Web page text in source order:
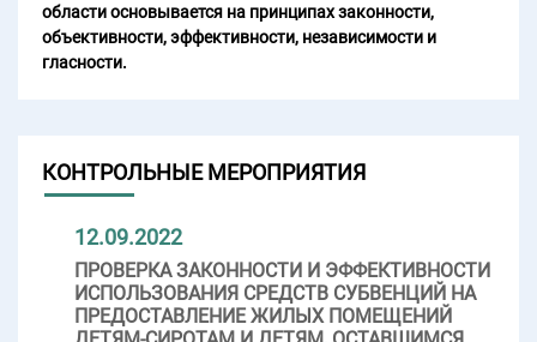
области основывается на принципах законности,
объективности, эффективности, независимости и
гласности.
КОНТРОЛЬНЫЕ МЕРОПРИЯТИЯ
12.09.2022
ПРОВЕРКА ЗАКОННОСТИ И ЭФФЕКТИВНОСТИ
ИСПОЛЬЗОВАНИЯ СРЕДСТВ СУБВЕНЦИЙ НА
ПРЕДОСТАВЛЕНИЕ ЖИЛЫХ ПОМЕЩЕНИЙ